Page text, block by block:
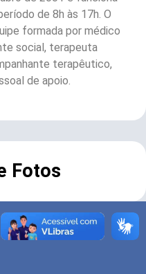
de 8h às 17h. O
formada por médico
social, terapeuta
terapêutico,
de apoio.
Fotos